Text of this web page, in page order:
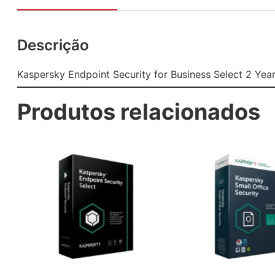
Descrição
Kaspersky Endpoint Security for Business Select 2
Produtos relacionados